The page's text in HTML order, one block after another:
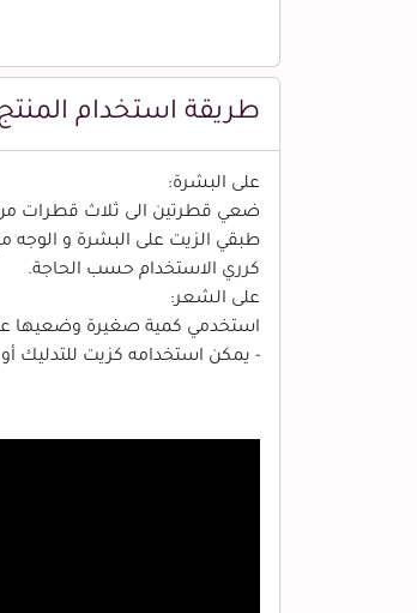
طريقة استخدام
على البشرة:
ضعي قطرتين الى ثلاث قطرات
طبقي الزيت على البشرة و الوجه
كرري الاستخدام حسب الحاجة.
على الشعر:
استخدمي كمية صغيرة وضعيها
- يمكن استخدامه كزيت للتدليك